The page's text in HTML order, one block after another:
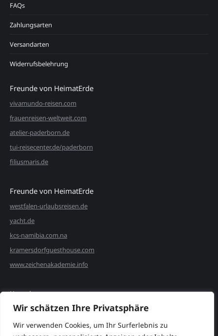
Wir schätzen Ihre Privatsphäre
Wir verwenden Cookies, um Ihr Surferlebnis zu
FAQs
Zahlungsarten
Versandarten
Widerrufsbelehrung
Freunde von HeimatErde
vivamundo-reisen.com
frauenreisen-weltweit.com
atelier-paderborn.de
tui-reisecenter.de/paderborn
filiusmaris.de
Freunde von HeimatErde
westfalen-urlaubsreisen.de
yacht.de
kcs-namibia.com.na
kramersdorfguesthouse.com
www.zeichenakademie.info
Kontakt
Christina Pott
linie-c
christina@heimaterde.info